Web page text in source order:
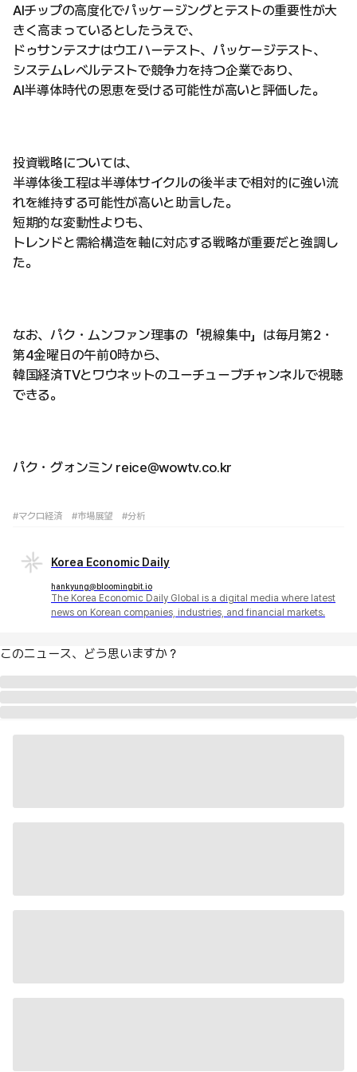
AIチップの高度化でパッケージングとテストの重要性が大
きく高まっているとしたうえで、
ドゥサンテスナはウエハーテスト、パッケージテスト、
システムレベルテストで競争力を持つ企業であり、
AI半導体時代の恩恵を受ける可能性が高いと評価した。
投資戦略については、
半導体後工程は半導体サイクルの後半まで相対的に強い流
れを維持する可能性が高いと助言した。
短期的な変動性よりも、
トレンドと需給構造を軸に対応する戦略が重要だと強調し
た。
なお、パク・ムンファン理事の「視線集中」は毎月第2・
第4金曜日の午前0時から、
韓国経済TVとワウネットのユーチューブチャンネルで視聴
できる。
パク・グォンミン reice@wowtv.co.kr
#マクロ経済 #市場展望 #分析
Korea Economic Daily
hankyung@bloomingbit.io
The Korea Economic Daily Global is a digital media where latest
news on Korean companies, industries, and financial markets.
このニュース、どう思いますか？